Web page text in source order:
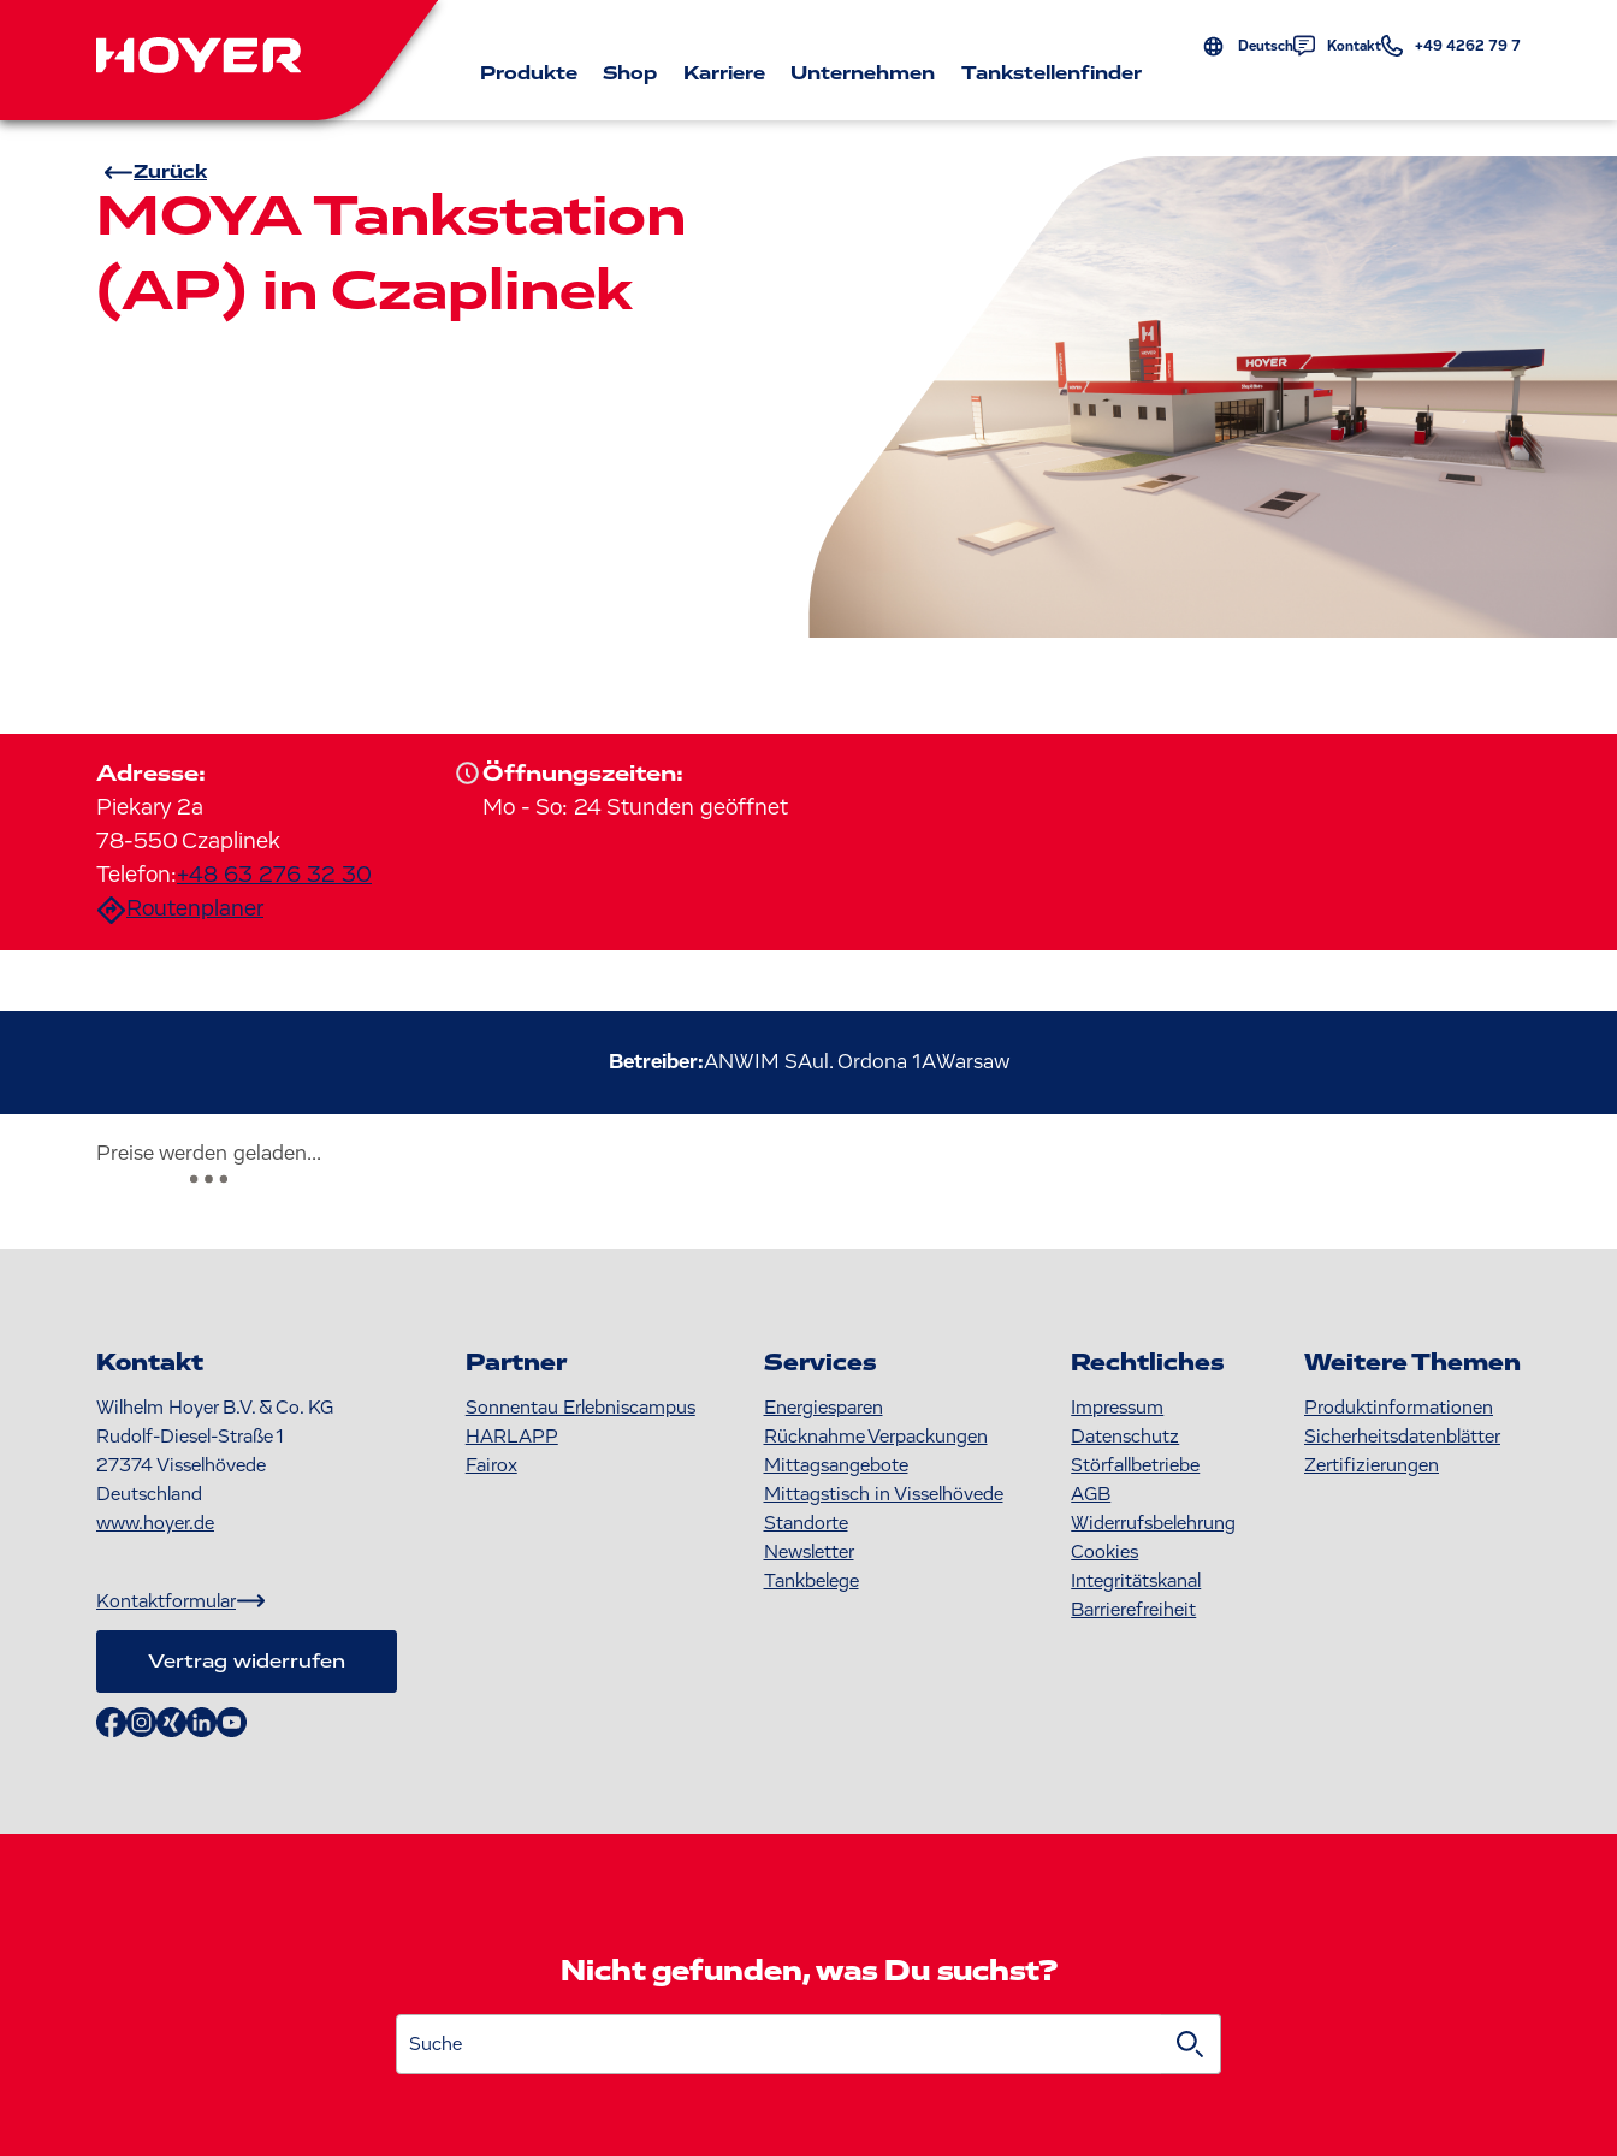
Deutsch Kontakt +49 4262 79 7
Produkte Shop Karriere Unternehmen Tankstellenfinder
Zurück
MOYA Tankstation
(AP) in Czaplinek
Adresse:
Piekary 2a
78-550 Czaplinek
Telefon:+48 63 276 32 30
Routenplaner
Öffnungszeiten:
Mo - So: 24 Stunden geöffnet
Betreiber:ANWIM SAul. Ordona 1AWarsaw
Preise werden geladen...
Kontakt
Wilhelm Hoyer B.V. & Co. KG
Rudolf-Diesel-Straße 1
27374Visselhövede
Deutschland
www.hoyer.de
Kontaktformular
Vertrag widerrufen
Partner
Sonnentau Erlebniscampus
HARLAPP
Fairox
Services
Energiesparen
Rücknahme Verpackungen
Mittagsangebote
Mittagstisch in Visselhövede
Standorte
Newsletter
Tankbelege
Rechtliches
Impressum
Datenschutz
Störfallbetriebe
AGB
Widerrufsbelehrung
Cookies
Integritätskanal
Barrierefreiheit
Weitere Themen
Produktinformationen
S icherheitsdatenblätter
Zertifizierungen
Nicht gefunden, was Du suchst?
Suche